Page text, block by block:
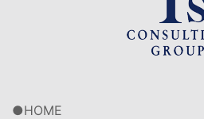
HOME